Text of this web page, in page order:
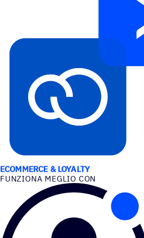
CASI D’USO
ECOMMERCE & LOYALTY
FUNZIONA MEGLIO CON